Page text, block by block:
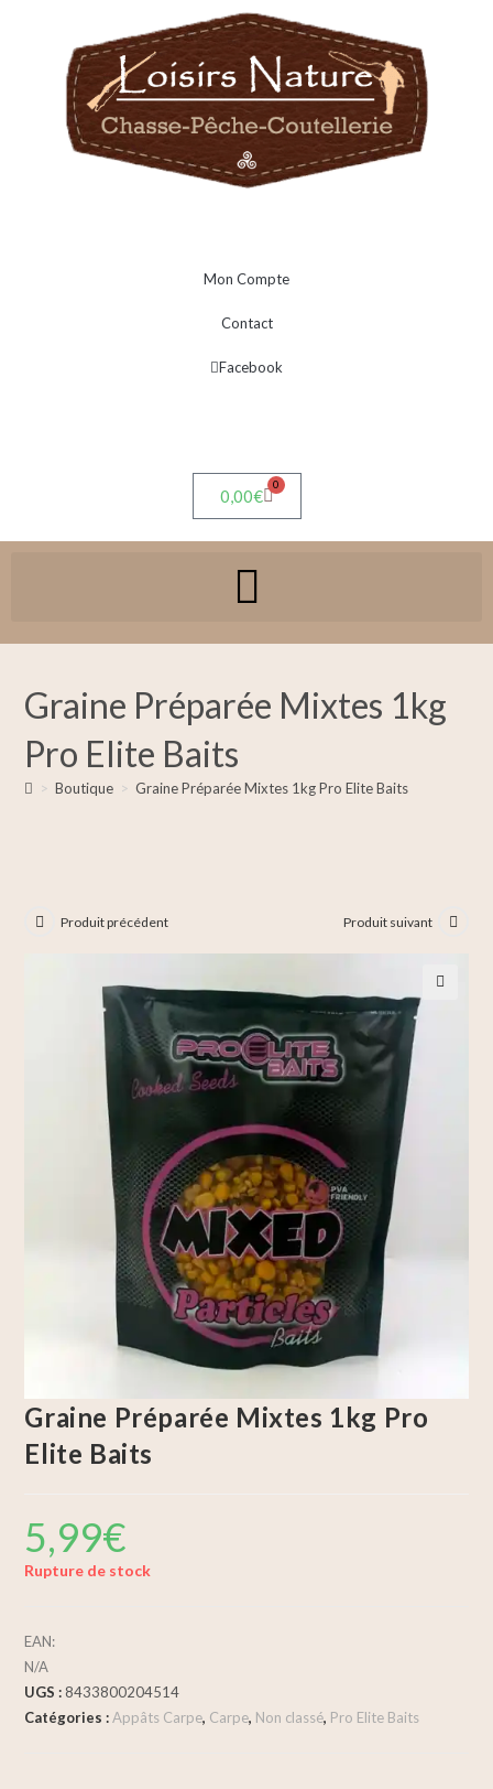
Mon Compte
Contact
Facebook
0,00€
0
Graine Préparée Mixtes 1kg
Pro Elite Baits
> Boutique > Graine Préparée Mixtes 1kg Pro Elite Baits
Produit précédent Produit suivant
Graine Préparée Mixtes 1kg Pro
Elite Baits
5,99€
Rupture de stock
EAN:
N/A
UGS : 8433800204514
Catégories :Appâts Carpe, Carpe, Non classé, Pro Elite Baits